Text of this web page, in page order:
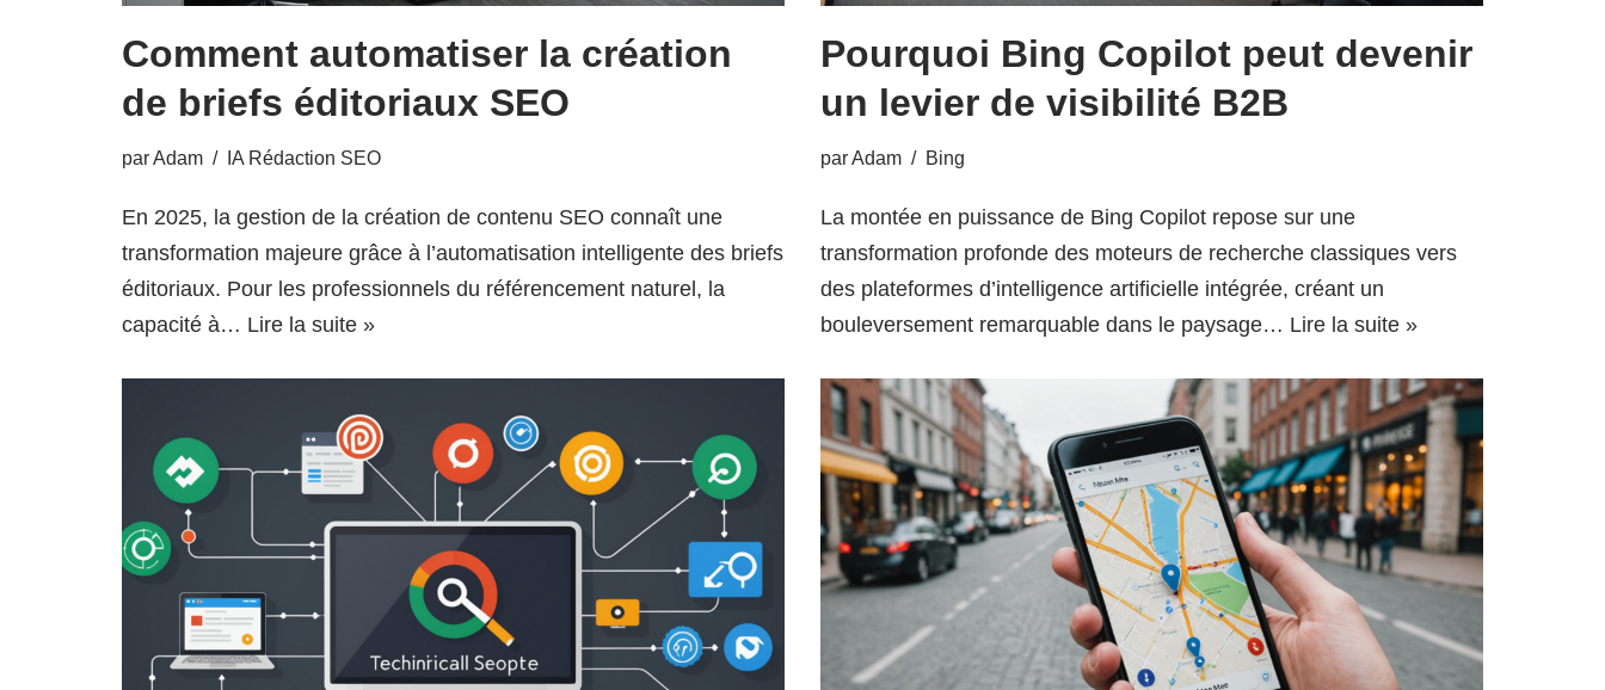
Comment automatiser la création
de briefs éditoriaux SEO
parAdam IA Rédaction SEO
En 2025, la gestion de la création de contenu SEO connaît une
transformation majeure grâce à l’automatisation intelligente des briefs
éditoriaux. Pour les professionnels du référencement naturel, la
capacité à… Lire la suite »
Pourquoi Bing Copilot peut devenir
un levier de visibilité B2B
parAdam Bing
La montée en puissance de Bing Copilot repose sur une
transformation profonde des moteurs de recherche classiques vers
des plateformes d’intelligence artificielle intégrée, créant un
bouleversement remarquable dans le paysage… Lire la suite »